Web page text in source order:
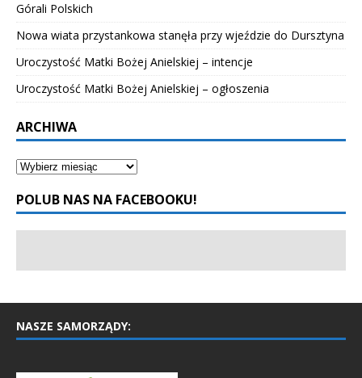
Górali Polskich
Nowa wiata przystankowa stanęła przy wjeździe do Dursztyna
Uroczystość Matki Bożej Anielskiej – intencje
Uroczystość Matki Bożej Anielskiej – ogłoszenia
ARCHIWA
POLUB NAS NA FACEBOOKU!
NASZE SAMORZĄDY: